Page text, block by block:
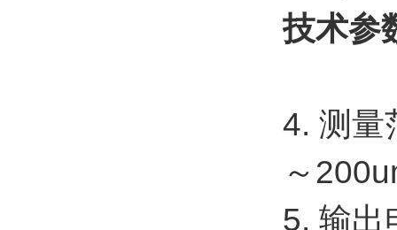
技术参
4. 测量
～
5. 输出